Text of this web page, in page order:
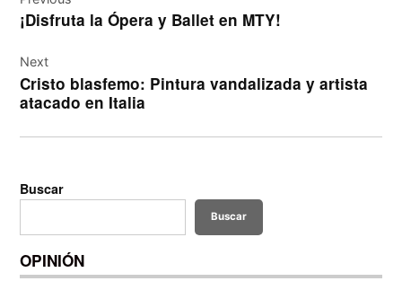
entradas
¡Disfruta la Ópera y Ballet en MTY!
Next
Cristo blasfemo: Pintura vandalizada y artista
atacado en Italia
Buscar
Buscar
OPINIÓN